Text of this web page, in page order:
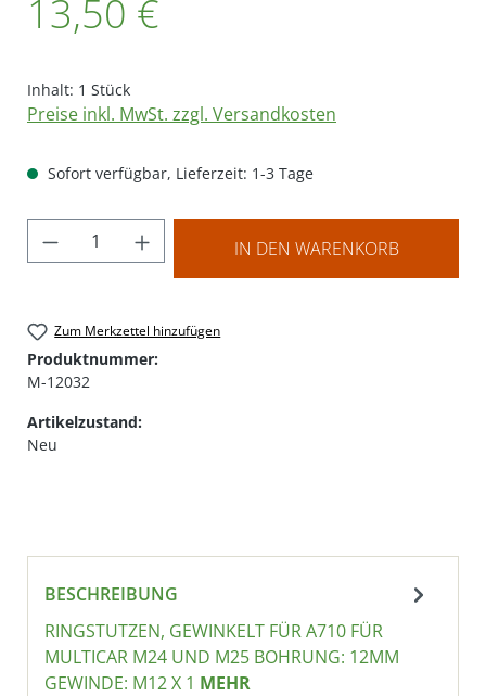
13,50 €
Inhalt: 1 Stück
Preise inkl. MwSt. zzgl. Versandkosten
Sofort verfügbar, Lieferzeit: 1-3 Tage
Produkt Anzahl: Gib den gewünschten
IN DEN WARENKORB
Zum Merkzettel hinzufügen
Produktnummer:
M-12032
Artikelzustand:
Neu
BESCHREIBUNG
RINGSTUTZEN, GEWINKELT FÜR A710 FÜR
MULTICAR M24 UND M25 BOHRUNG: 12MM
GEWINDE: M12 X 1 MEHR